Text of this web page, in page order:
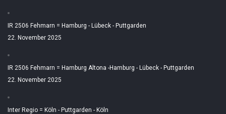
IR 2506 Fehmarn = Hamburg - Lübeck - Puttgarden
22. November 2025
IR 2506 Fehmarn = Hamburg Altona -Hamburg - Lübeck - Puttgarden
22. November 2025
Inter Regio = Köln - Puttgarden - Köln